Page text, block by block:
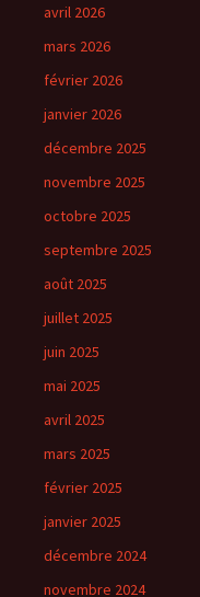
avril 2026
mars 2026
février 2026
janvier 2026
décembre 2025
novembre 2025
octobre 2025
septembre 2025
août 2025
juillet 2025
juin 2025
mai 2025
avril 2025
mars 2025
février 2025
janvier 2025
décembre 2024
novembre 2024